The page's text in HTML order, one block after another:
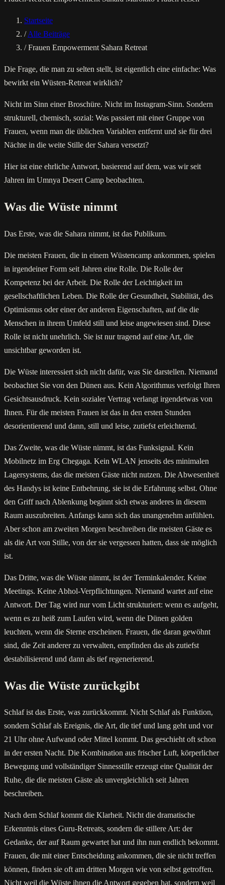
Startseite
/ Alle Beiträge
/ Frauen Empowerment Sahara Retreat
Die Frage, die man zu selten stellt, ist eigentlich eine einfache: Was
bewirkt ein Wüsten-Retreat wirklich?
Nicht im Sinn einer Broschüre. Nicht im Instagram-Sinn. Sondern
strukturell, chemisch, sozial: Was passiert mit einer Gruppe von
Frauen, wenn man die üblichen Variablen entfernt und sie für drei
Nächte in die weite Stille der Sahara versetzt?
Hier ist eine ehrliche Antwort, basierend auf dem, was wir seit
Jahren im Umnya Desert Camp beobachten.
Was die Wüste nimmt
Das Erste, was die Sahara nimmt, ist das Publikum.
Die meisten Frauen, die in einem Wüstencamp ankommen, spielen
in irgendeiner Form seit Jahren eine Rolle. Die Rolle der
Kompetenz bei der Arbeit. Die Rolle der Leichtigkeit im
gesellschaftlichen Leben. Die Rolle der Gesundheit, Stabilität, des
Optimismus oder einer der anderen Eigenschaften, auf die die
Menschen in ihrem Umfeld still und leise angewiesen sind. Diese
Rolle ist nicht unehrlich. Sie ist nur tragend auf eine Art, die
unsichtbar geworden ist.
Die Wüste interessiert sich nicht dafür, was Sie darstellen. Niemand
beobachtet Sie von den Dünen aus. Kein Algorithmus verfolgt Ihren
Gesichtsausdruck. Kein sozialer Vertrag verlangt irgendetwas von
Ihnen. Für die meisten Frauen ist das in den ersten Stunden
desorientierend und dann, still und leise, zutiefst erleichternd.
Das Zweite, was die Wüste nimmt, ist das Funksignal. Kein
Mobilnetz im Erg Chegaga. Kein WLAN jenseits des minimalen
Lagersystems, das die meisten Gäste nicht nutzen. Die Abwesenheit
des Handys ist keine Entbehrung, sie ist die Erfahrung selbst. Ohne
den Griff nach Ablenkung beginnt sich etwas anderes in diesem
Raum auszubreiten. Anfangs kann sich das unangenehm anfühlen.
Aber schon am zweiten Morgen beschreiben die meisten Gäste es
als die Art von Stille, von der sie vergessen hatten, dass sie möglich
ist.
Das Dritte, was die Wüste nimmt, ist der Terminkalender. Keine
Meetings. Keine Abhol-Verpflichtungen. Niemand wartet auf eine
Antwort. Der Tag wird nur vom Licht strukturiert: wenn es aufgeht,
wenn es zu heiß zum Laufen wird, wenn die Dünen golden
leuchten, wenn die Sterne erscheinen. Frauen, die daran gewöhnt
sind, die Zeit anderer zu verwalten, empfinden das als zutiefst
destabilisierend und dann als tief regenerierend.
Was die Wüste zurückgibt
Schlaf ist das Erste, was zurückkommt. Nicht Schlaf als Funktion,
sondern Schlaf als Ereignis, die Art, die tief und lang geht und vor
21 Uhr ohne Aufwand oder Mittel kommt. Das geschieht oft schon
in der ersten Nacht. Die Kombination aus frischer Luft, körperlicher
Bewegung und vollständiger Sinnesstille erzeugt eine Qualität der
Ruhe, die die meisten Gäste als unvergleichlich seit Jahren
beschreiben.
Nach dem Schlaf kommt die Klarheit. Nicht die dramatische
Erkenntnis eines Guru-Retreats, sondern die stillere Art: der
Gedanke, der auf Raum gewartet hat und ihn nun endlich bekommt.
Frauen, die mit einer Entscheidung ankommen, die sie nicht treffen
können, finden sie oft am dritten Morgen wie von selbst getroffen.
Nicht weil die Wüste ihnen die Antwort gegeben hat, sondern weil